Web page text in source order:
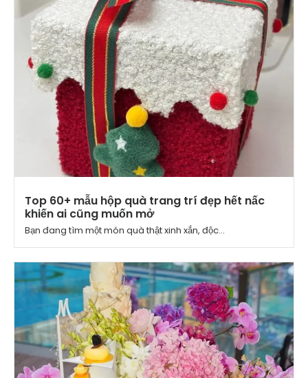
Top 60+ mẫu hộp quà trang trí đẹp hết nấc
khiến ai cũng muốn mở
Bạn đang tìm một món quà thật xinh xắn, độc...